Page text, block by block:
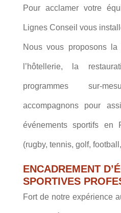
Pour acclamer votre
Lignes Conseil vous
Nous vous proposons la
l’hôtellerie, la
programmes sur-
accompagnons pour
événements sportifs en
(rugby, tennis, golf,
ENCADREMENT
SPORTIVES
Fort de notre expérience